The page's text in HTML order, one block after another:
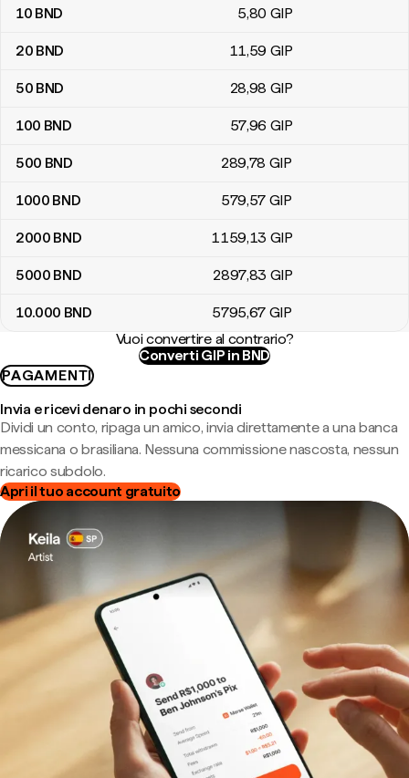
10 BND 5,80 GIP
20 BND 11,59 GIP
50 BND 28,98 GIP
100 BND 57,96 GIP
500 BND 289,78 GIP
1000 BND 579,57 GIP
2000 BND 1159,13 GIP
5000 BND 2897,83 GIP
10.000 BND 5795,67 GIP
Vuoi convertire al contrario?
Converti GIP in BND
PAGAMENTI
Invia e ricevi denaro in pochi secondi
Dividi un conto, ripaga un amico, invia direttamente a una banca
messicana o brasiliana. Nessuna commissione nascosta, nessun
ricarico subdolo.
Apri il tuo account gratuito